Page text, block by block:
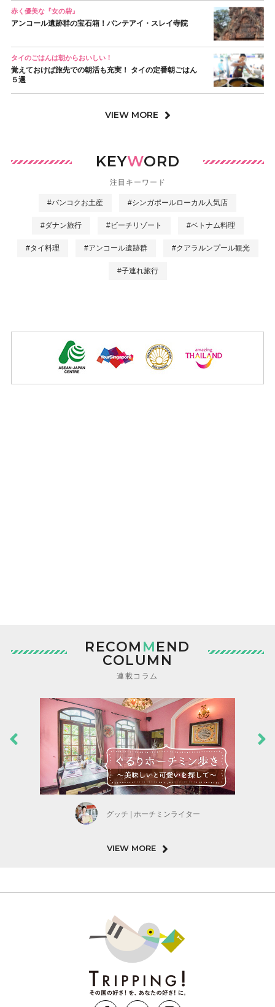
赤く優美な『女の砦』
アンコール遺跡群の宝石箱！バンテアイ・スレイ寺院
タイのごはんは朝からおいしい！
覚えておけば旅先での朝活も充実！ タイの定番朝ごはん
５選
VIEW MORE
KEYWORD
注目キーワード
#バンコクお土産 #シンガポールローカル人気店
#ダナン旅行 #ビーチリゾート #ベトナム料理
#タイ料理 #アンコール遺跡群 #クアラルンプール観光
#子連れ旅行
RECOM MEND
COLUMN
連載コラム
グッチ | ホーチミンライター
VIEW MORE